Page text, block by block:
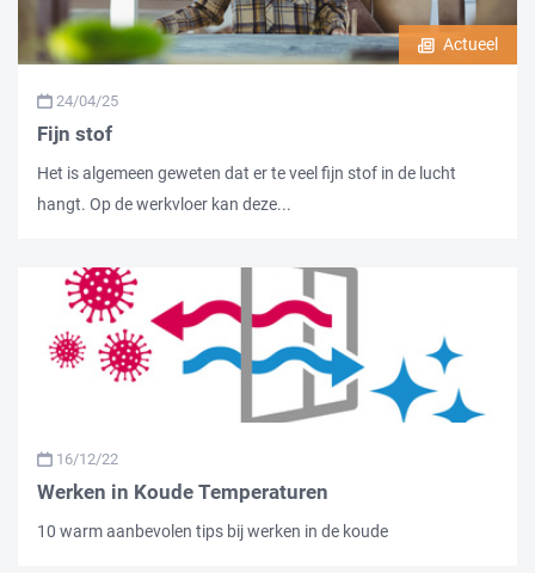
Actueel
24/04/25
Fijn stof
Het is algemeen geweten dat er te veel fijn stof in de lucht
hangt. Op de werkvloer kan deze...
16/12/22
Werken in Koude Temperaturen
10 warm aanbevolen tips bij werken in de koude